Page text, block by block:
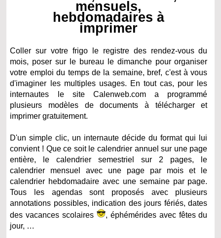
mensuels,
hebdomadaires à
imprimer
Coller sur votre frigo le registre des rendez-vous du
mois, poser sur le bureau le dimanche pour organiser
votre emploi du temps de la semaine, bref, c'est à vous
d'imaginer les multiples usages. En tout cas, pour les
internautes l e site Calenweb.com a programmé
plusieurs modèles de documents à télécharger et
imprimer gratuitement.
D'un simple clic, un internaute décide du format qui lui
convient ! Que ce soit le calendrier annuel sur une page
entière, le calendrier semestriel sur 2 pages, le
calendrier mensuel avec une page par mois et le
calendrier hebdomadaire avec une semaine par page.
Tous les agendas sont proposés avec plusieurs
annotations possibles, indication des jours fériés, dates
des vacances scolaires
, éphémérides avec fêtes du
jour, …